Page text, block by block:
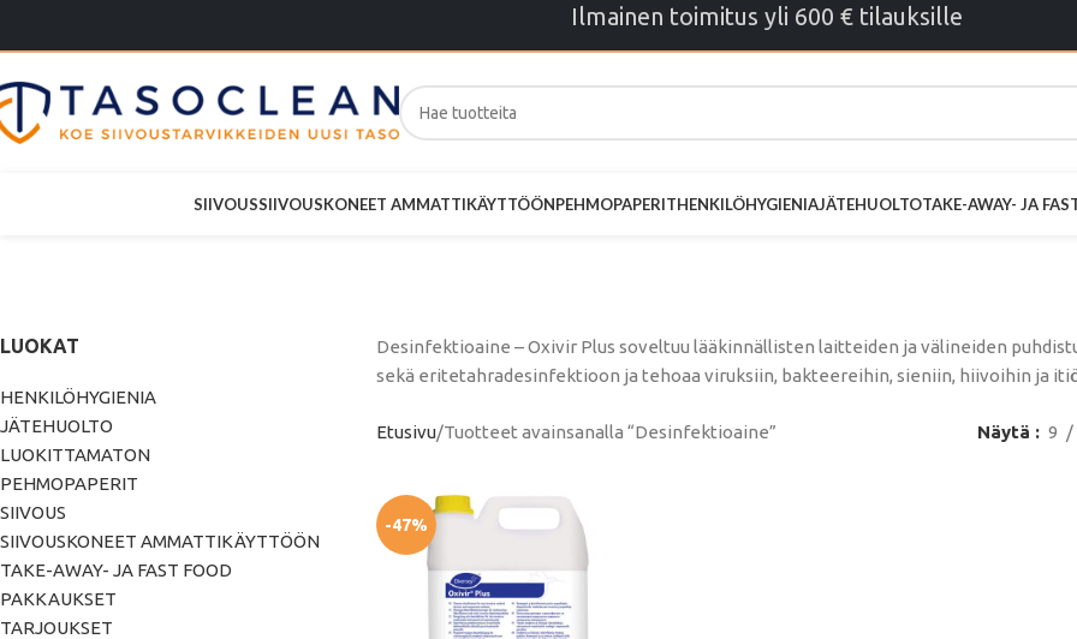
Ilmainen toimitus yli 600 € tilauksille
SIIVOUSSIIVOUSKONEET AMMATTIKÄYTTÖÖNPEHMOPAPERITHENKILÖHYGIENIAJÄTEHUOLTOTAKE-AWAY- JA
LUOKAT
HENKILÖHYGIENIA
JÄTEHUOLTO
LUOKITTAMATON
PEHMOPAPERIT
SIIVOUS
SIIVOUSKONEET AMMATTIKÄYTTÖÖN
TAKE-AWAY- JA FAST FOOD
PAKKAUKSET
TARJOUKSET
Desinfektioaine – Oxivir Plus soveltuu lääkinnällisten laitteiden ja välineiden
sekä eritetahradesinfektioon ja tehoaa viruksiin, bakteereihin, sieniin, hiivoihin ja
Etusivu Tuotteet avainsanalla “Desinfektioaine” Näytä 9
-47%